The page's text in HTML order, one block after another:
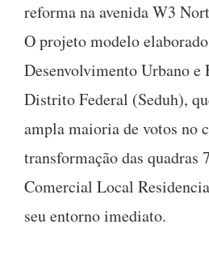
reforma na avenida W3
O projeto modelo
Desenvolvimento Urbano e
Distrito Federal (Seduh),
ampla maioria de votos no
transformação das quadras
Comercial Local
seu entorno imediato.